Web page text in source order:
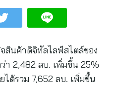
สินค้าดิจิทัลไลฟ์สไตล์ของ
า 2,482 ลบ. เพิ่มขึ้น 25%
ด้รวม 7,652 ลบ. เพิ่มขึ้น